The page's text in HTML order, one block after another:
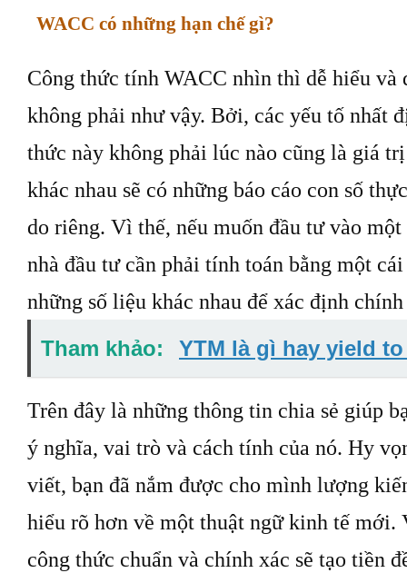
WACC có những hạn chế gì?
Công thức tính WACC nhìn thì dễ hiểu và
không phải như vậy. Bởi, các yếu tố nhất
thức này không phải lúc nào cũng là giá
khác nhau sẽ có những báo cáo con số
do riêng. Vì thế, nếu muốn đầu tư vào
nhà đầu tư cần phải tính toán bằng một
những số liệu khác nhau để xác định
Tham khảo:
YTM là gì hay yield
Trên đây là những thông tin chia sẻ giúp
ý nghĩa, vai trò và cách tính của nó. Hy
viết, bạn đã nắm được cho mình lượng
hiểu rõ hơn về một thuật ngữ kinh tế mới.
công thức chuẩn và chính xác sẽ tạo tiền